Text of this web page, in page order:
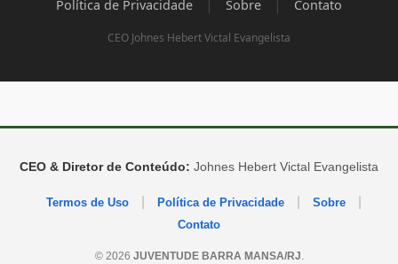
Política de Privacidade Sobre Contato
CEO Johnes Hebert Victal Evangelista
CEO & Diretor de Conteúdo: Johnes Hebert Victal Evangelista
Termos de Uso Política de Privacidade Sobre
Contato
© 2026 JUVENTUDE BARRA MANSA/RJ.